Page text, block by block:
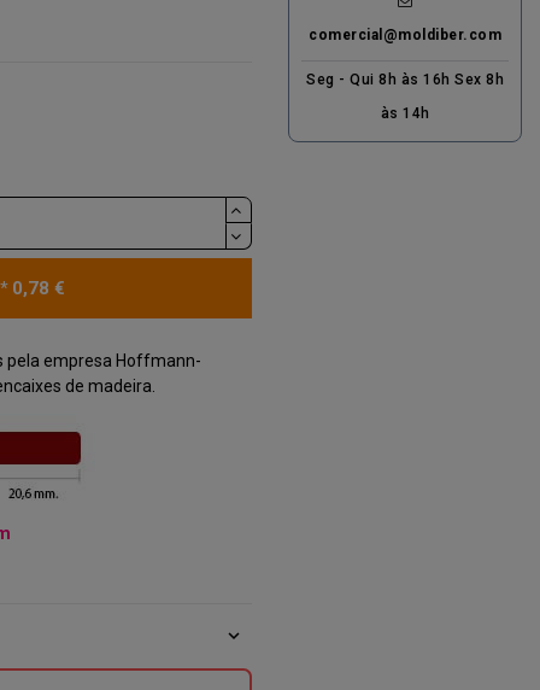
* 0,78 €
pela empresa Hoffmann-
de madeira.
expand_more
comercial@moldiber.com
Seg - Qui 8h às 16h Sex 8h
às 14h